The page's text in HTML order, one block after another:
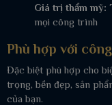
Giá trị thẩm mỹ:
mọi công trình
Phù hợp với
Đặc biệt phù hợp cho
trọng, bền đẹp, sản
của bạn.